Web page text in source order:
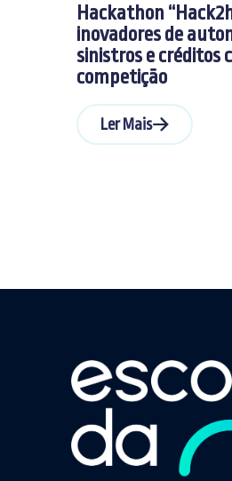
Hackathon
inovadores de
sinistros e créditos
competição
Ler Mais